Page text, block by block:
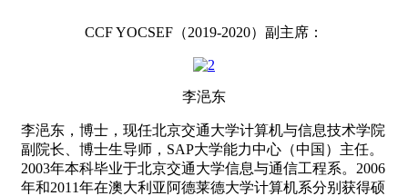
CCF YOCSEF（2019-2020）副主席：
李浥东
李浥东，博士，现任北京交通大学计算机与信息技术学院
副院长、博士生导师，SAP大学能力中心（中国）主任。
2003年本科毕业于北京交通大学信息与通信工程系。2006
年和2011年在澳大利亚阿德莱德大学计算机系分别获得硕